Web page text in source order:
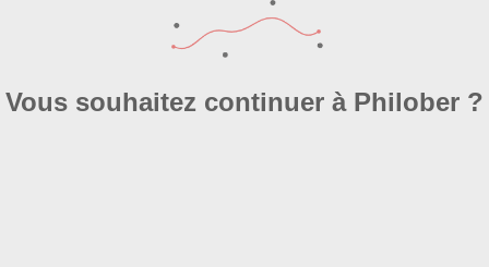
Vous souhaitez continuer à Philober ?